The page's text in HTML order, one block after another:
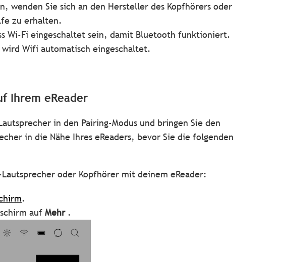
wenden Sie sich an den Hersteller des Kopfhörers oder
zu erhalten.
Wi-Fi eingeschaltet sein, damit Bluetooth funktioniert.
Wifi automatisch eingeschaltet.
Ihrem eReader
in den Pairing-Modus und bringen Sie den
in die Nähe Ihres eReaders, bevor Sie die folgenden
oder Kopfhörer mit deinem eReader:
.
auf Mehr .